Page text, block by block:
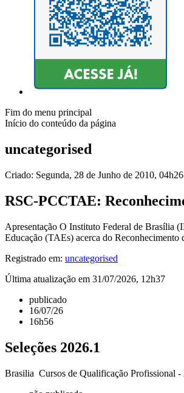
Fim do menu principal
Início do conteúdo da página
uncategorised
Criado: Segunda, 28 de Junho de 2010, 04h26
RSC-PCCTAE:
Apresentação O Instituto Federal de Brasília
Educação (TAEs) acerca do
Registrado em: uncategorised
Última atualização em 31/07/2026, 12h37
publicado
16/07/26
16h56
Seleções 2026.1
Brasilia Cursos de Qualificação Profissional